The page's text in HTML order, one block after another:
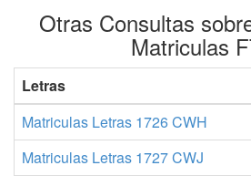
Otras Consultas
Matriculas
Letras
Matriculas Letras 1726 CWH
Matriculas Letras 1727 CWJ